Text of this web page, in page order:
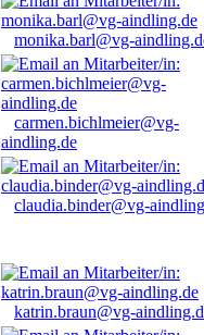
monika.barl@vg-
carmen.bichlmeier@vg-
aindling.de
claudia.binder@vg-
katrin.braun@vg-